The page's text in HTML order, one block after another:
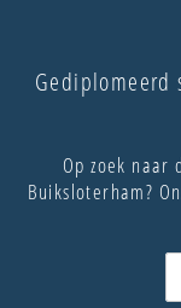
Gediplomeerd
Op zoek naar
Buiksloterham?